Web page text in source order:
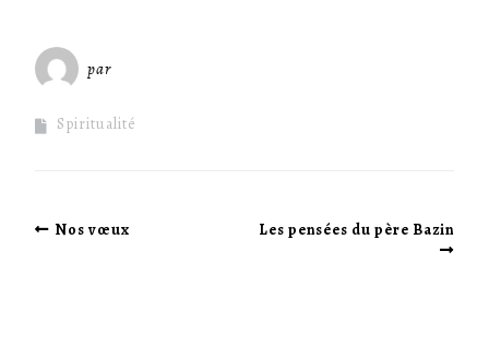
par
Spiritualité
Nos vœux Les pensées du père Bazin